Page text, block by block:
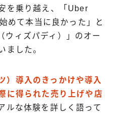
を乗り越え、「Uber
めて本当に良かった」と
ィズパディ）」のオー
ました。
導入のきっかけや導入
に得られた売り上げや店
ルな体験を詳しく語って